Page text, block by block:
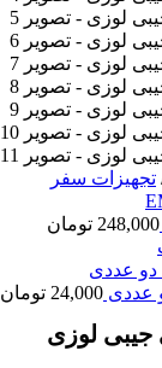
تجهیزات سفر
248,000 تومان
عددی 24,000 تومان
جیبی لوزی